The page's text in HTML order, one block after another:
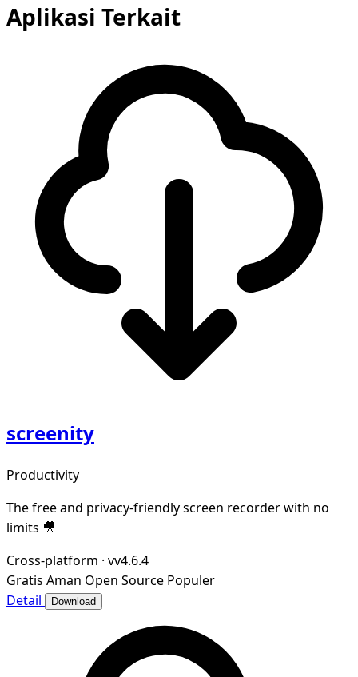
Aplikasi Terkait
screenity
Productivity
The free and privacy-friendly screen recorder with no
limits 🎥
Cross-platform · vv4.6.4
Gratis Aman Open Source Populer
Detail
Download